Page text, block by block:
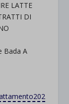
LATTE
DI
Bada A